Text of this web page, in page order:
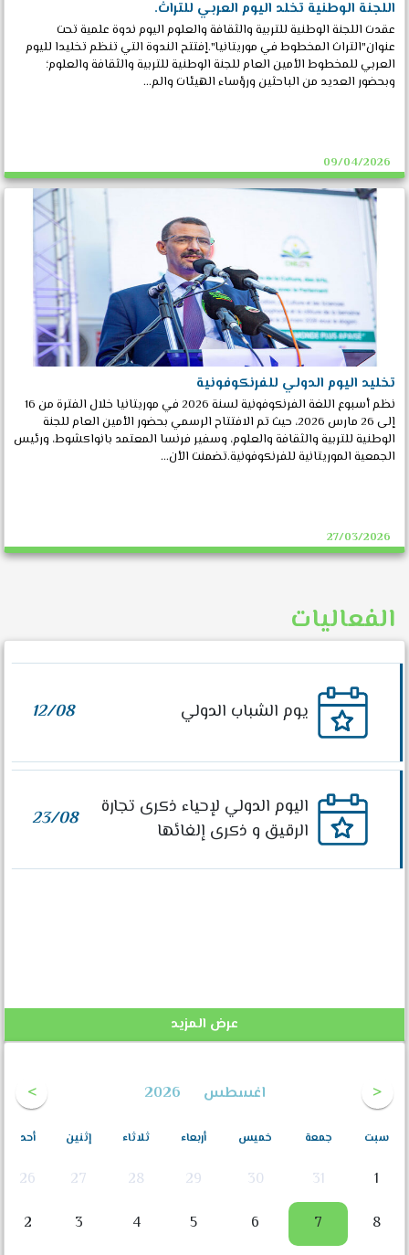
اللجنة الوطنية تخلد اليوم العربي للتراث.
عقدت اللجنة الوطنية للتربية والثقافة والعلوم اليوم ندوة علمية تحت
عنوان"التراث المخطوط في موريتانيا".إفتتح الندوة التي تنظم تخليدا لليوم
العربي للمخطوط الأمين العام للجنة الوطنية للتربية والثقافة والعلوم؛
وبحضور العديد من الباحثين ورؤساء الهيئات والم...
09/04/2026
تخليد اليوم الدولي للفرنكوفونية
نظم أسبوع اللغة الفرنكوفونية لسنة 2026 في موريتانيا خلال الفترة من 16
إلى 26 مارس 2026، حيث تم الافتتاح الرسمي بحضور الأمين العام للجنة
الوطنية للتربية والثقافة والعلوم، وسفير فرنسا المعتمد بانواكشوط، ورئيس
الجمعية الموريتانية للفرنكوفونية.تضمنت الأن...
27/03/2026
الفعاليات
يوم الشباب الدولي 12/08
اليوم الدولي لإحياء ذكرى تجارة
الرقيق و ذكرى إلغائها
23/08
عرض المزيد
اغسطس 2026
أحد إثنين ثلاثاء أربعاء خميس جمعة سبت
26 27 28 29 30 31
1
2
3 4 5 6 7
8